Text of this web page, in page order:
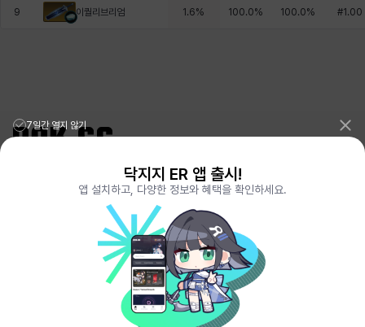
9 이퀄리브리엄 1.6% 100.0% 100.0% #1.00
리그오브레전드 전적검색 포로지지PORO.GG
전략적팀전투 TFT 전적검색 롤체지지 LOLCHESS.GG
메이플스토리 종합통계MAPLE.GG
VALORANT.DAK.GG
배틀그라운드 전적검색PUBG.DAK.GG
이터널 리턴 전적검색ER.DAK.GG
GENSHIN.DAK.GG
DEADLOCK.DAK.GG
7일간 열지 않기
닥지지 ER 앱 출시!
앱 설치하고, 다양한 정보와 혜택을 확인하세요.